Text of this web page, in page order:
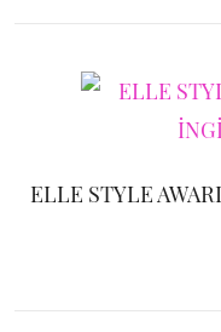
ELLE STYLE